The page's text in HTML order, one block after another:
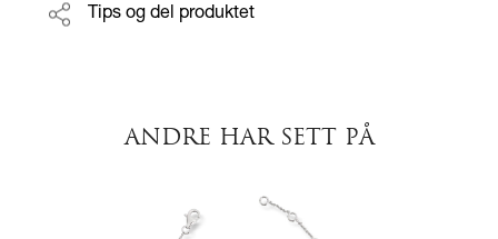
Tips og del produktet
ANDRE HAR SETT PÅ